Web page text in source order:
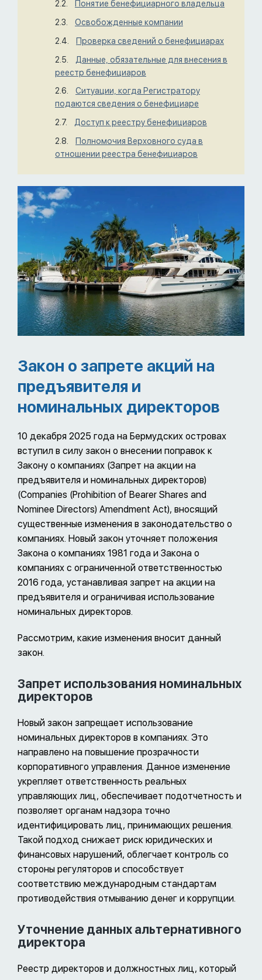
Понятие бенефициарного владельца
Освобожденные компании
Проверка сведений о бенефициарах
Данные, обязательные для внесения в
реестр бенефициаров
Ситуации, когда Регистратору
подаются сведения о бенефициаре
Доступ к реестру бенефициаров
Полномочия Верховного суда в
отношении реестра бенефициаров
Закон о запрете акций на
предъявителя и
номинальных директоров
10 декабря 2025 года на Бермудских островах
вступил в силу закон о внесении поправок к
Закону о компаниях (Запрет на акции на
предъявителя и номинальных директоров)
(Companies (Prohibition of Bearer Shares and
Nominee Directors) Amendment Act), вносящий
существенные изменения в законодательство о
компаниях. Новый закон уточняет положения
Закона о компаниях 1981 года и Закона о
компаниях с ограниченной ответственностью
2016 года, устанавливая запрет на акции на
предъявителя и ограничивая использование
номинальных директоров.
Рассмотрим, какие изменения вносит данный
закон.
Запрет использования номинальных
директоров
Новый закон запрещает использование
номинальных директоров в компаниях. Это
направлено на повышение прозрачности
корпоративного управления. Данное изменение
укрепляет ответственность реальных
управляющих лиц, обеспечивает подотчетность и
позволяет органам надзора точно
идентифицировать лиц, принимающих решения.
Такой подход снижает риск юридических и
финансовых нарушений, облегчает контроль со
стороны регуляторов и способствует
соответствию международным стандартам
противодействия отмыванию денег и коррупции.
Уточнение данных альтернативного
директора
Реестр директоров и должностных лиц, который